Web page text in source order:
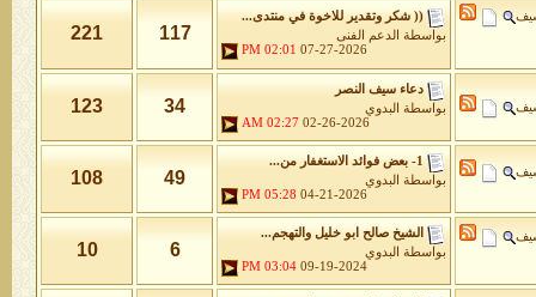
(( شكر وتقدير للاخوة في منتدى...
بواسطة
الدعم الفنى
07-27-2026
02:01 PM
117
221
دعاء سيف النصر
بواسطة
البدوي
02-26-2026
02:27 AM
34
123
1- بعض فوائد الاستغفار من...
بواسطة
البدوي
04-21-2026
05:28 PM
49
108
الشيخ صالح ابو خليل والتهجم...
بواسطة
البدوي
09-19-2024
03:04 PM
6
10